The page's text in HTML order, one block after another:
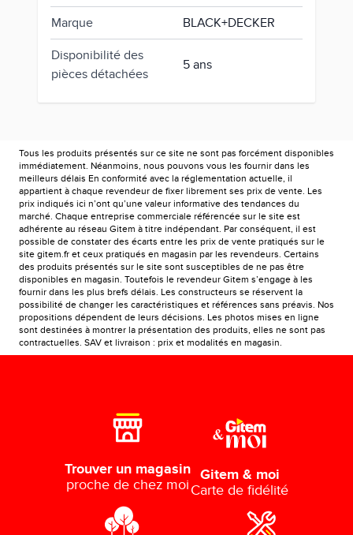
Marque BLACK+DECKER
Disponibilité des
pièces détachées
5 ans
Tous les produits présentés sur ce site ne sont pas forcément disponibles
immédiatement. Néanmoins, nous pouvons vous les fournir dans les
meilleurs délais En conformité avec la réglementation actuelle, il
appartient à chaque revendeur de fixer librement ses prix de vente. Les
prix indiqués ici n’ont qu’une valeur informative des tendances du
marché. Chaque entreprise commerciale référencée sur le site est
adhérente au réseau Gitem à titre indépendant. Par conséquent, il est
possible de constater des écarts entre les prix de vente pratiqués sur le
site gitem.fr et ceux pratiqués en magasin par les revendeurs. Certains
des produits présentés sur le site sont susceptibles de ne pas être
disponibles en magasin. Toutefois le revendeur Gitem s’engage à les
fournir dans les plus brefs délais. Les constructeurs se réservent la
possibilité de changer les caractéristiques et références sans préavis. Nos
propositions dépendent de leurs décisions. Les photos mises en ligne
sont destinées à montrer la présentation des produits, elles ne sont pas
contractuelles. SAV et livraison : prix et modalités en magasin.
Trouver un magasin
proche de chez moi
Gitem & moi
Carte de fidélité